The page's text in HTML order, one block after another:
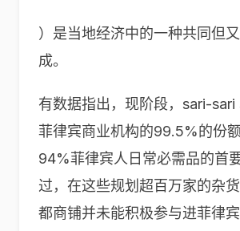
）是当地经济中的一种共同但
成。
有数据指出，现阶段，sari-sari
菲律宾商业机构的99.5%的份
94%菲律宾人日常必需品的首
过，在这些规划超百万家的杂
都商铺并未能积极参与进菲律